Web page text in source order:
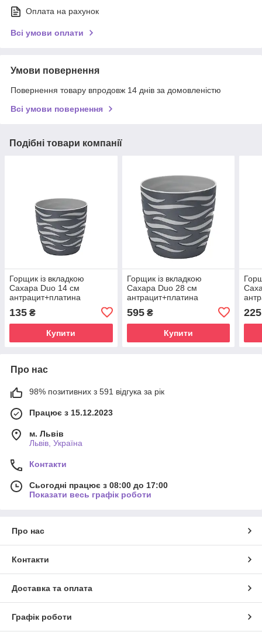
Оплата на рахунок
Всі умови оплати
Умови повернення
Повернення товару впродовж 14 днів за домовленістю
Всі умови повернення
Подібні товари компанії
Горщик із вкладкою
Сахара Duo 14 см
антрацит+платина
135 ₴
Купити
Горщик із вкладкою
Сахара Duo 28 см
антрацит+платина
595₴
Купити
225
Про нас
98% позитивних з 591 відгука за рік
Працює з 15.12.2023
м. Львів
Львів, Україна
Контакти
Сьогодні працює з 08:00 до 17:00
Показати весь графік роботи
Про нас
Контакти
Доставка та оплата
Графік роботи